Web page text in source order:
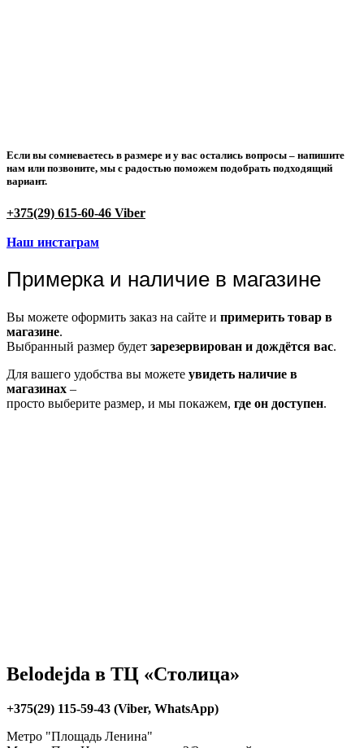
Если вы сомневаетесь в размере и у вас остались вопросы – напишите
нам или позвоните, мы с радостью поможем подобрать подходящий
вариант.
+375(29) 615-60-46 Viber
Наш инстаграм
Примерка и наличие в магазине
Вы можете оформить заказ на сайте и примерить товар в
магазине.
Выбранный размер будет зарезервирован и дождётся вас.
Для вашего удобства вы можете увидеть наличие в
магазинах –
просто выберите размер, и мы покажем, где он доступен.
Belodejda в ТЦ «Столица»
+375(29) 115-59-43 (Viber, WhatsApp)
Метро "Площадь Ленина"